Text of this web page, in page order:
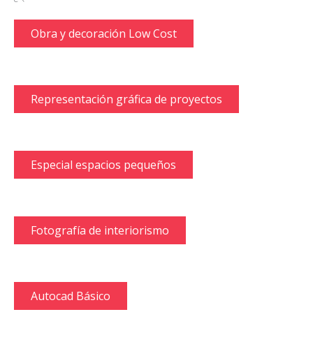
Obra y decoración Low Cost
Representación gráfica de proyectos
Especial espacios pequeños
Fotografía de interiorismo
Autocad Básico